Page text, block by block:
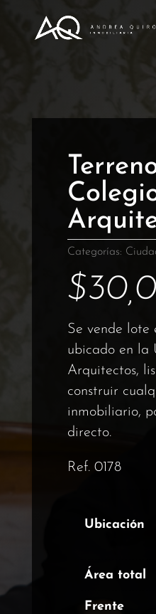
Categorías:
$
Se vende lote
ubicado en la
Arquitectos,
construir
inmobiliario,
directo.
Ref. 0178
Ubicación
Área total
Frente